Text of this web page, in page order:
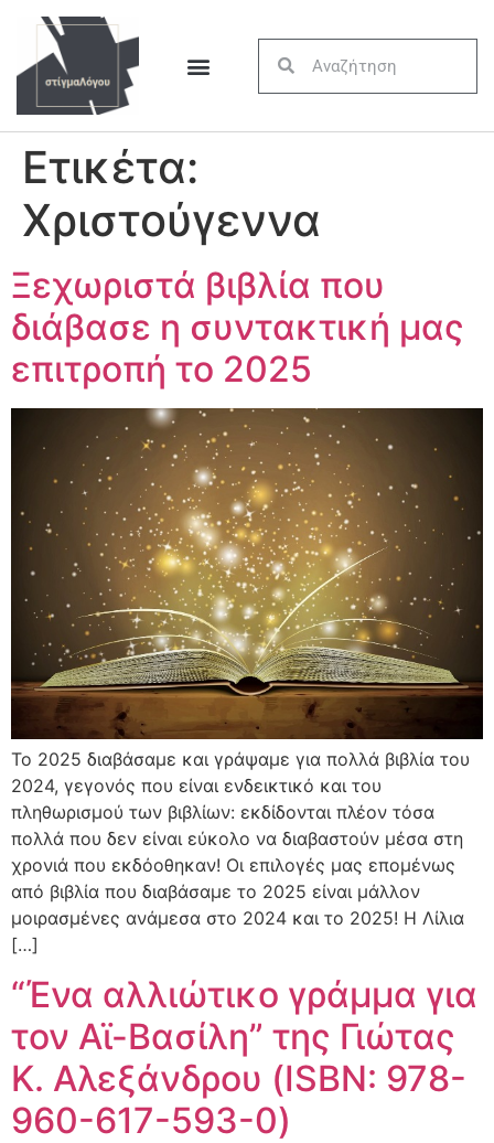
Ετικέτα:
Χριστούγεννα
Ξεχωριστά βιβλία που
διάβασε η συντακτική μας
επιτροπή το 2025
Το 2025 διαβάσαμε και γράψαμε για πολλά βιβλία του
2024, γεγονός που είναι ενδεικτικό και του
πληθωρισμού των βιβλίων: εκδίδονται πλέον τόσα
πολλά που δεν είναι εύκολο να διαβαστούν μέσα στη
χρονιά που εκδόοθηκαν! Οι επιλογές μας επομένως
από βιβλία που διαβάσαμε το 2025 είναι μάλλον
μοιρασμένες ανάμεσα στο 2024 και το 2025! Η Λίλια
[…]
“Ένα αλλιώτικο γράμμα για
τον Αϊ-Βασίλη” της Γιώτας
Κ. Αλεξάνδρου (ISBN: 978-
960-617-593-0)